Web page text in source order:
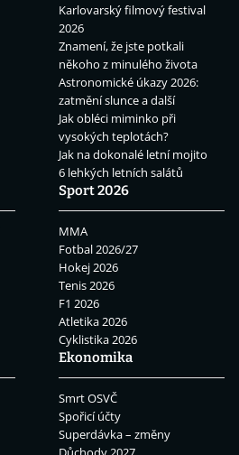
Karlovarský filmový festival
2026
Znamení, že jste potkali
někoho z minulého života
Astronomické úkazy 2026:
zatmění slunce a další
Jak obléci miminko při
vysokých teplotách?
Jak na dokonalé letní mojito
6 lehkých letních salátů
Sport 2026
MMA
Fotbal 2026/27
Hokej 2026
Tenis 2026
F1 2026
Atletika 2026
Cyklistika 2026
Ekonomika
Smrt OSVČ
Spořicí účty
Superdávka – změny